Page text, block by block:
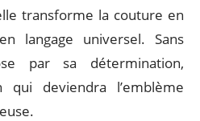
transforme la couture en
langage universel. Sans
par sa détermination,
qui deviendra l’emblème